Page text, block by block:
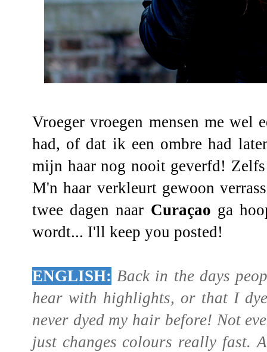
Vroeger vroegen mensen me
had, of dat ik een ombre had
mijn haar nog nooit geverfd!
M'n haar verkleurt gewoon
twee dagen naar Curaçao ga
wordt... I'll keep you posted!
ENGLISH: Back in the days
hear with highlights, or that I
never dyed my hair before! Not
just changes colours really fast.